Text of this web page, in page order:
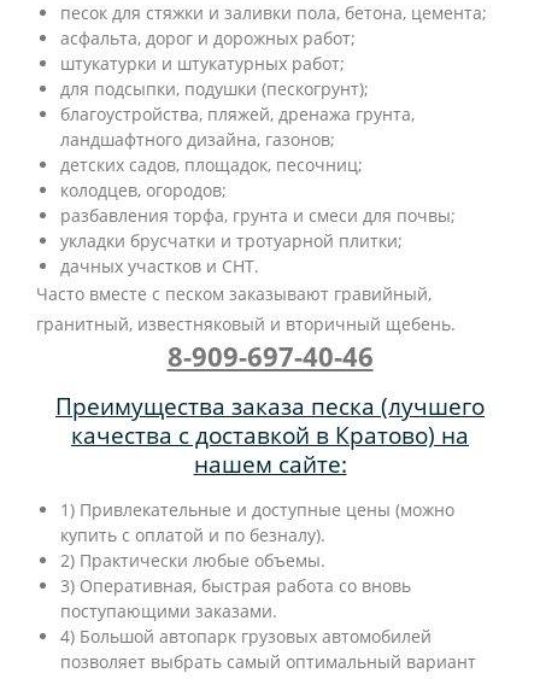
песок для стяжки и заливки пола, бетона, цемента;
асфальта, дорог и дорожных работ;
штукатурки и штукатурных работ;
для подсыпки, подушки (пескогрунт);
благоустройства, пляжей, дренажа грунта,
ландшафтного дизайна, газонов;
детских садов, площадок, песочниц;
колодцев, огородов;
разбавления торфа, грунта и смеси для почвы;
укладки брусчатки и тротуарной плитки;
дачных участков и СНТ.
Часто вместе с песком заказывают гравийный,
гранитный, известняковый и вторичный щебень.
8-909-697-40-46
Преимущества заказа песка (лучшего
качества с доставкой в Кратово) на
нашем сайте:
1) Привлекательные и доступные цены (можно
купить с оплатой и по безналу).
2) Практически любые объемы.
3) Оперативная, быстрая работа со вновь
поступающими заказами.
4) Большой автопарк грузовых автомобилей
позволяет выбрать самый оптимальный вариант